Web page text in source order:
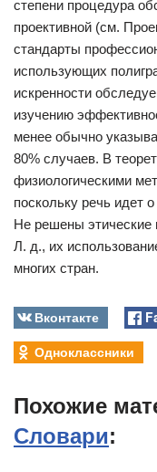
степени процедура
проективной (см.
стандарты
использующих
искренности
изучению
менее обычно
80% случаев. В
физиологическими
поскольку речь идет
Не решены этические
Л. д., их
многих стран.
Вконтакте
Одноклассники
Похожие
Словари: